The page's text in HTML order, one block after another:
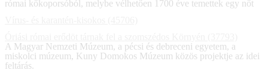
római kőkoporsóból, melybe vélhetően 1700 éve temettek egy nőt
A Magyar Nemzeti Múzeum, a pécsi és debreceni egyetem, a
miskolci múzeum, Kuny Domokos Múzeum közös projektje az idei
feltárás.